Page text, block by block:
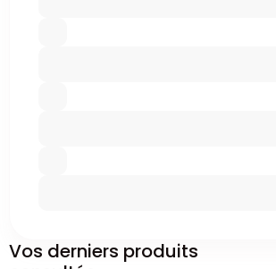
Vos derniers produits